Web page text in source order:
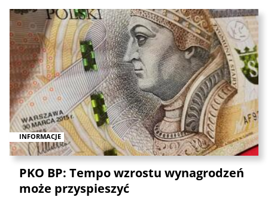
INFORMACJE
PKO BP: Tempo wzrostu wynagrodzeń
może przyspieszyć